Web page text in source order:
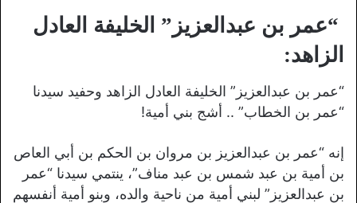
“عمر بن عبدالعزيز” الخليفة العادل
الزاهد:
“عمر بن عبدالعزيز” الخليفة العادل الزاهد وحفيد سيدنا
“عمر بن الخطاب” .. أشج بني أمية!
إنه “عمر بن عبدالعزيز بن مروان بن الحكم بن أبي العاص
بن أمية بن عبد شمس بن عبد مناف”، ينتمي سيدنا “عمر
بن عبدالعزيز” لبني أمية من ناحية والده، وبنو أمية أنفسهم